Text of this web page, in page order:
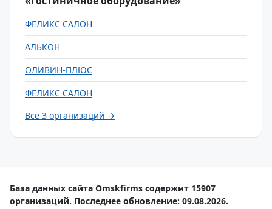
ФЕЛИКС САЛОН
АЛЬКОН
ОЛИВИН-ПЛЮС
ФЕЛИКС САЛОН
Все 3 организаций →
База данных сайта Omskfirms содержит 15907
организаций. Последнее обновление: 09.08.2026.